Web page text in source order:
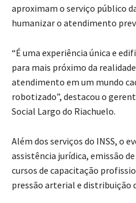
aproximam o serviço público
humanizar o atendimento
“É uma experiência única e
para mais próximo da
atendimento em um mundo
robotizado”, destacou o
Social Largo do Riachuelo.
Além dos serviços do INSS, o
assistência jurídica, emissão
cursos de capacitação
pressão arterial e distribuição